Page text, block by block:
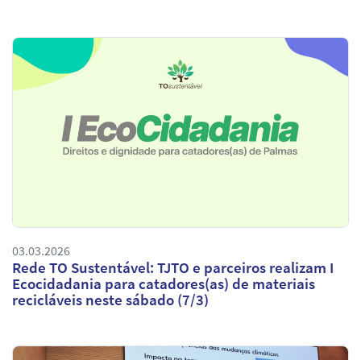
03.03.2026
Rede TO Sustentável: TJTO e parceiros realizam I
Ecocidadania para catadores(as) de materiais
recicláveis neste sábado (7/3)